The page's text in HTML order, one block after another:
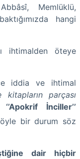
Memlüklü,
hangi
ihtimalden öteye
iddia ve ihtimal
parçası
‘’Apokrif İnciller’’
bir durum söz
dair hiçbir